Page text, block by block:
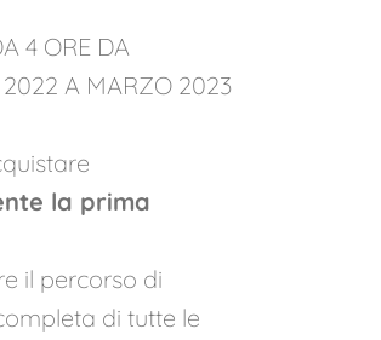
4 ORE DA
2022 A MARZO 2023
la prima
il percorso di
di tutte le